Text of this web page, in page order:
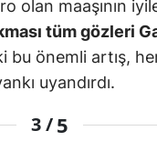
olan maaşının
tüm gözleri
bu önemli artış,
uyandırdı.
3 /5